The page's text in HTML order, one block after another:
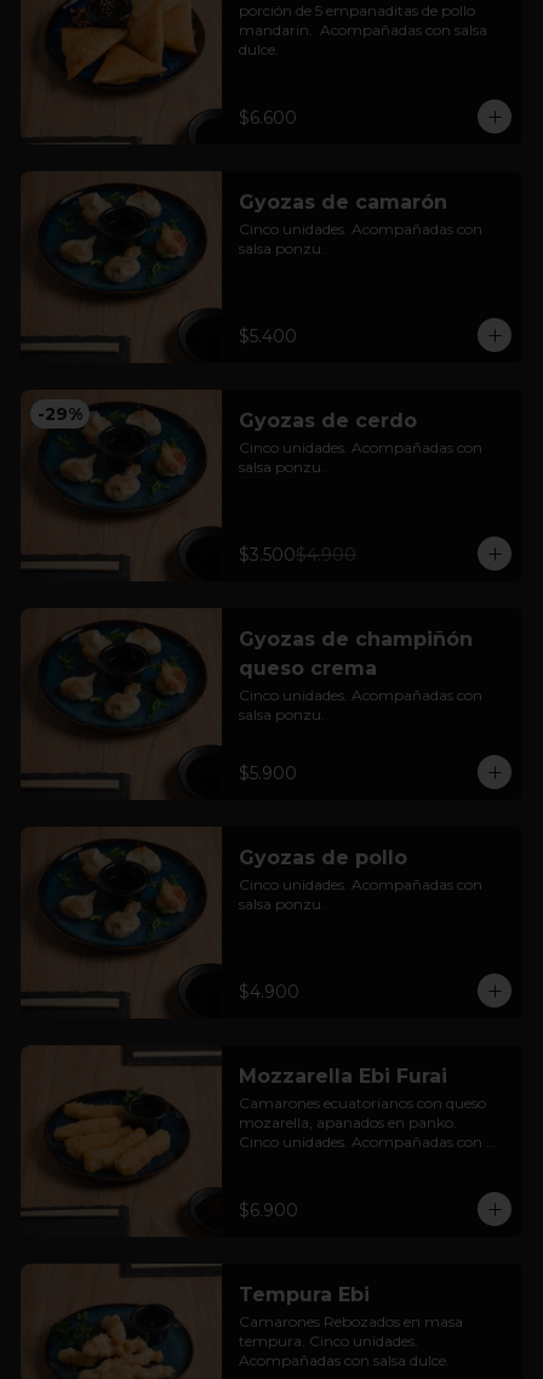
porción de 5 empanaditas de pollo
mandarin.  Acompañadas con salsa
dulce.
$6.600
Gyozas de camarón
Cinco unidades. Acompañadas con
salsa ponzu.
$5.400
-29% Gyozas de cerdo
Cinco unidades. Acompañadas con
salsa ponzu.
$3.500$4.900
Gyozas de champiñón
queso crema
Cinco unidades. Acompañadas con
salsa ponzu.
$5.900
Gyozas de pollo
Cinco unidades. Acompañadas con
salsa ponzu.
$4.900
Mozzarella Ebi Furai
Camarones ecuatorianos con queso
mozarella, apanados en panko.
Cinco unidades. Acompañadas con
$6.900
Tempura Ebi
Camarones Rebozados en masa
tempura. Cinco unidades.
Acompañadas con salsa dulce.